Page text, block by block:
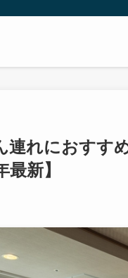
連れにおすす
新】